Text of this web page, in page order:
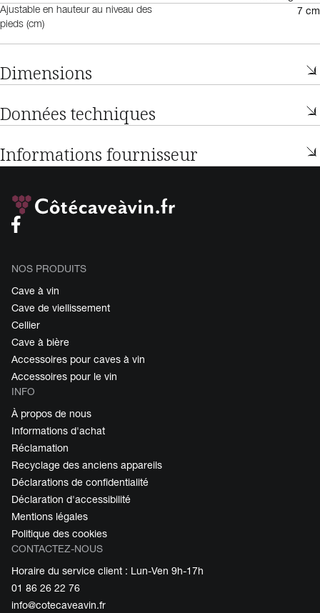
Ajustable en hauteur au niveau des
pieds (cm)
7 cm
Dimensions
Données techniques
Informations fournisseur
NOS PRODUITS
Cave à vin
Cave de viellissement
Cellier
Cave à bière
Accessoires pour caves à vin
Accessoires pour le vin
INFO
À propos de nous
Informations d'achat
Réclamation
Recyclage des anciens appareils
Déclarations de confidentialité
Déclaration d'accessibilité
Mentions légales
Politique des cookies
CONTACTEZ-NOUS
Horaire du service client : Lun-Ven 9h-17h
01 86 26 22 76
info@cotecaveavin.fr